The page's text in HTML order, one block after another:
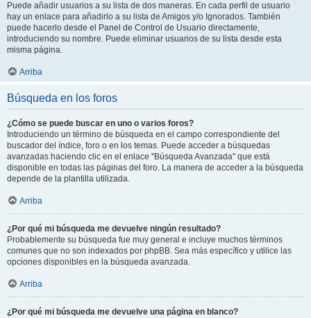
Puede añadir usuarios a su lista de dos maneras. En cada perfil de usuario
hay un enlace para añadirlo a su lista de Amigos y/o Ignorados. También
puede hacerlo desde el Panel de Control de Usuario directamente,
introduciendo su nombre. Puede eliminar usuarios de su lista desde esta
misma página.
Arriba
Búsqueda en los foros
¿Cómo se puede buscar en uno o varios foros?
Introduciendo un término de búsqueda en el campo correspondiente del
buscador del índice, foro o en los temas. Puede acceder a búsquedas
avanzadas haciendo clic en el enlace "Búsqueda Avanzada" que está
disponible en todas las páginas del foro. La manera de acceder a la búsqueda
depende de la plantilla utilizada.
Arriba
¿Por qué mi búsqueda me devuelve ningún resultado?
Probablemente su búsqueda fue muy general e incluye muchos términos
comunes que no son indexados por phpBB. Sea más específico y utilice las
opciones disponibles en la búsqueda avanzada.
Arriba
¿Por qué mi búsqueda me devuelve una página en blanco?